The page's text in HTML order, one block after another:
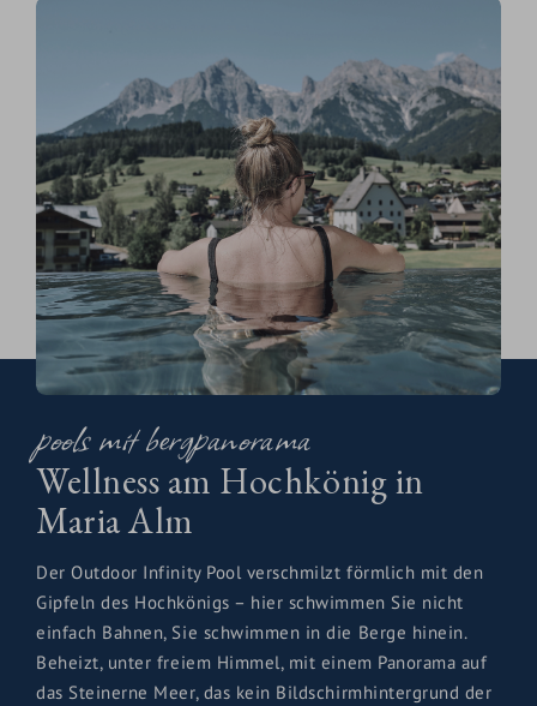
pools mit bergpanorama
Wellness am Hochkönig in
Maria Alm
Der Outdoor Infinity Pool verschmilzt förmlich mit den
Gipfeln des Hochkönigs – hier schwimmen Sie nicht
einfach Bahnen, Sie schwimmen in die Berge hinein.
Beheizt, unter freiem Himmel, mit einem Panorama auf
das Steinerne Meer, das kein Bildschirmhintergrund der